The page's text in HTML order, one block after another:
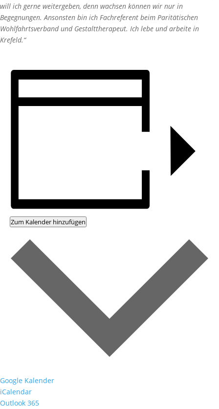
will ich gerne weitergeben, denn wachsen können wir nur in
Begegnungen. Ansonsten bin ich Fachreferent beim Paritätischen
Wohlfahrtsverband und Gestalttherapeut. Ich lebe und arbeite in
Krefeld.“
Zum Kalender hinzufügen
Google Kalender
iCalendar
Outlook 365